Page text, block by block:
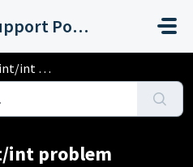
Polr - Help & Support Portal
problem
int problem